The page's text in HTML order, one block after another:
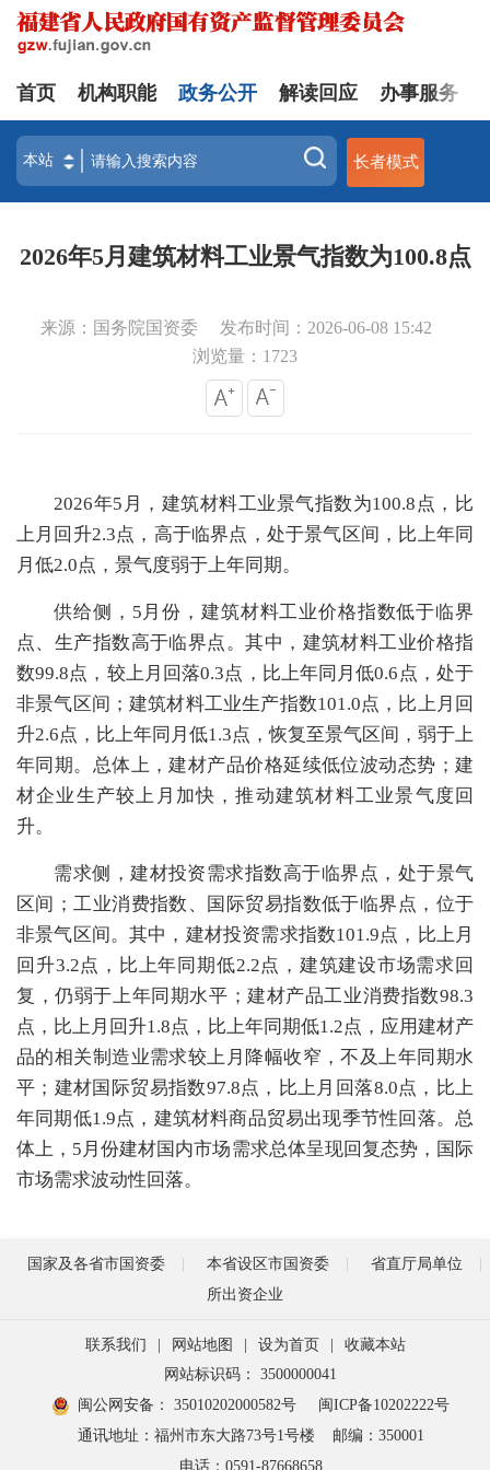
首页 机构职能 政务公开 解读回应 办事服务
长者模式
2026年5月建筑材料工业景气指数为100.8点
来源：国务院国资委
发布时间：2026-06-08 15:42
浏览量： 1723
2026年5月，建筑材料工业景气指数为100.8点，比
上月回升2.3点，高于临界点，处于景气区间，比上年同
月低2.0点，景气度弱于上年同期。
供给侧，5月份，建筑材料工业价格指数低于临界
点、生产指数高于临界点。其中，建筑材料工业价格指
数99.8点，较上月回落0.3点，比上年同月低0.6点，处于
非景气区间；建筑材料工业生产指数101.0点，比上月回
升2.6点，比上年同月低1.3点，恢复至景气区间，弱于上
年同期。总体上，建材产品价格延续低位波动态势；建
材企业生产较上月加快，推动建筑材料工业景气度回
升。
需求侧，建材投资需求指数高于临界点，处于景气
区间；工业消费指数、国际贸易指数低于临界点，位于
非景气区间。其中，建材投资需求指数101.9点，比上月
回升3.2点，比上年同期低2.2点，建筑建设市场需求回
复，仍弱于上年同期水平；建材产品工业消费指数98.3
点，比上月回升1.8点，比上年同期低1.2点，应用建材产
品的相关制造业需求较上月降幅收窄，不及上年同期水
平；建材国际贸易指数97.8点，比上月回落8.0点，比上
年同期低1.9点，建筑材料商品贸易出现季节性回落。总
体上，5月份建材国内市场需求总体呈现回复态势，国际
市场需求波动性回落。
国家及各省市国资委 本省设区市国资委
省直厅局单位
所出资企业
联系我们 网站地图 设为首页
收藏本站
网站标识码： 3500000041
闽公网安备： 35010202000582号
闽ICP备10202222号
通讯地址：福州市东大路73号1号楼
邮编：350001
电话：0591-87668658